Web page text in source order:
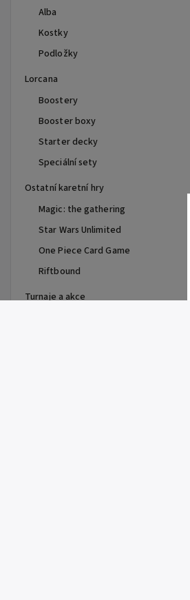
Alba
Kostky
Podložky
Lorcana
Boostery
Booster boxy
Starter decky
Speciální sety
Ostatní karetní hry
Magic: the gathering
Star Wars Unlimited
One Piece Card Game
Riftbound
Turnaje a akce